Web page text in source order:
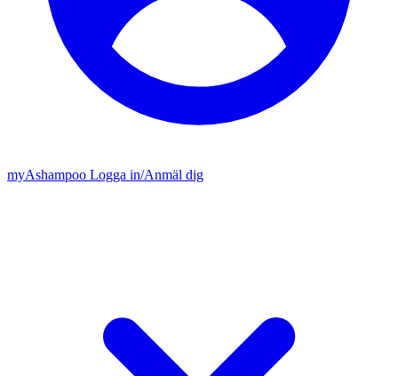
myAshampoo Logga in/Anmäl dig